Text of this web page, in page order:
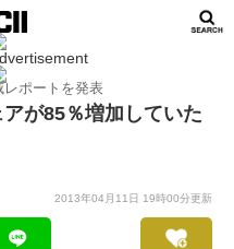
レポートを発表
が85％増加していた
2013年04月11日 19時00分更新